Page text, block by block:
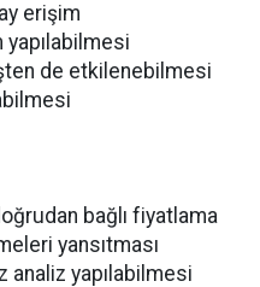
erişim
yapılabilmesi
de etkilenebilmesi
bağlı fiyatlama
yansıtması
analiz yapılabilmesi